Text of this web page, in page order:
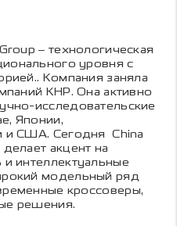
– технологическая
уровня с
Компания заняла
КНР. Она активно
исследовательские
Японии,
и США. Сегодня China
акцент на
интеллектуальные
модельный ряд
кроссоверы,
решения.